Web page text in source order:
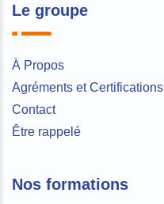
Le groupe
À Propos
Agréments et Certifications
Contact
Être rappelé
Nos formations